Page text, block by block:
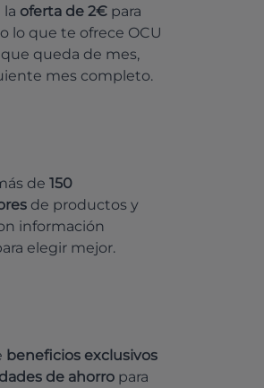
la oferta de 2€ para
lo que te ofrece OCU
queda de mes,
mes completo.
de 150
de productos y
información
elegir mejor.
beneficios exclusivos
de ahorro para